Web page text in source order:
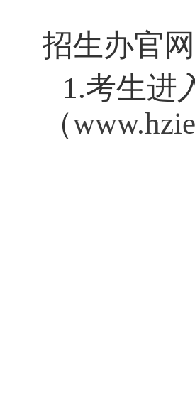
招生办官网
1.考生进
（